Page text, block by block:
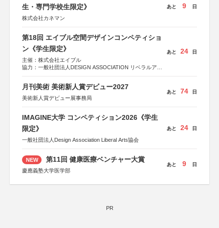
生・専門学校生限定》
株式会社カネマン
あと 9 日
第18回 エイブル空間デザインコンペティショ
ン《学生限定》
主催：株式会社エイブル
協力：一般社団法人DESIGN ASSOCIATION リベラルアー
運営：TOKYO COMPANY株式会社
あと 24 日
月刊美術 美術新人賞デビュー2027
美術新人賞デビュー展事務局
あと 74 日
IMAGINE大学 コンペティション2026《学生
限定》
一般社団法人Design Association Liberal Arts協会
あと 24 日
NEW 第11回 健康医療ベンチャー大賞
慶應義塾大学医学部
あと 9 日
PR